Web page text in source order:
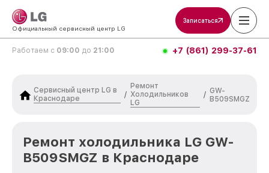
Официальный сервисный центр LG
Записаться
Работаем с 09:00 до 21:00 +7 (861) 299-37-61
Сервисный центр LG в
Краснодаре
/
Ремонт
Холодильников
LG
/ GW-
B509SMGZ
Ремонт холодильника LG GW-
B509SMGZ в Краснодаре